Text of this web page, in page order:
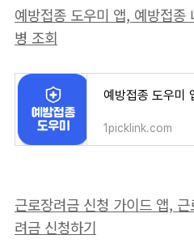
예방접종 도우미 앱, 예방접종
병 조회
1picklink.com
근로장려금 신청 가이드 앱,
려금 신청하기